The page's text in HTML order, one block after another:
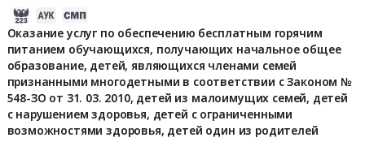
Оказание услуг по обеспечению бесплатным горячим
питанием обучающихся, получающих начальное общее
образование, детей, являющихся членами семей
признанными многодетными в соответствии с Законом №
548-ЗО от 31. 03. 2010, детей из малоимущих семей, детей
с нарушением здоровья, детей с ограниченными
возможностями здоровья, детей один из родителей